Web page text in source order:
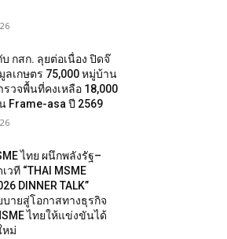
กสก. ลุยต่อเนื่อง ปิดจ๊
ลเกษตร 75,000 หมู่บ้าน
รวจพื้นที่คงเหลือ 18,000
Frame-asa ปี 2569
ไทย ผนึกพลังรัฐ–
วที “THAI MSME
DINNER TALK”
ายสู่โอกาสทางธุรกิจ
ไทยให้แข่งขันได้
หม่